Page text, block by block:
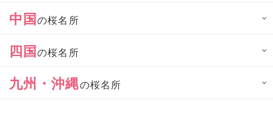
中国の桜名所
四国の桜名所
九州・沖縄の桜名所